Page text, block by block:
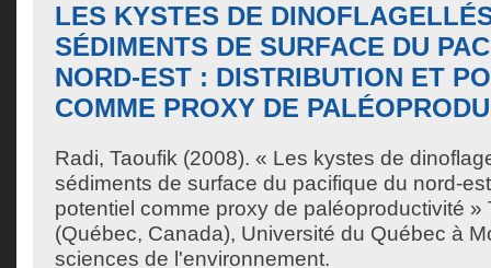
LES KYSTES DE
SÉDIMENTS DE SURFACE DU
NORD-EST : DISTRIBUTION ET
COMME PROXY DE
Radi, Taoufik (2008). « Les kystes de
sédiments de surface du pacifique du nord-
potentiel comme proxy de paléoproductivité »
(Québec, Canada), Université du Québec à
sciences de l'environnement.